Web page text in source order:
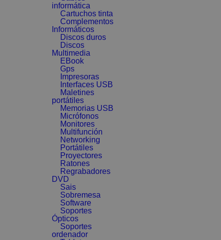
informática
Cartuchos tinta
Complementos
Informáticos
Discos duros
Discos
Multimedia
EBook
Gps
Impresoras
Interfaces USB
Maletines
portátiles
Memorias USB
Micrófonos
Monitores
Multifunción
Networking
Portátiles
Proyectores
Ratones
Regrabadores
DVD
Sais
Sobremesa
Software
Soportes
Ópticos
Soportes
ordenador